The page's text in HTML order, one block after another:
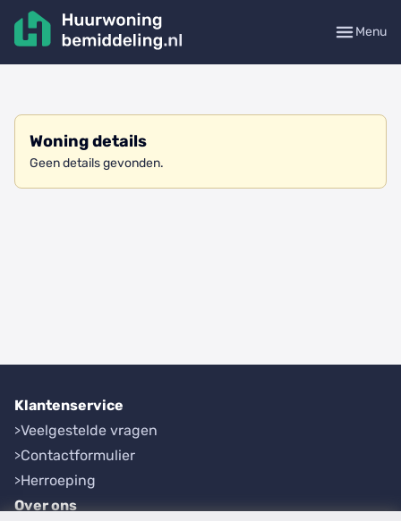
Menu
Woning details
Geen details gevonden.
Klantenservice
Veelgestelde vragen
Contactformulier
Herroeping
Over ons